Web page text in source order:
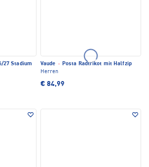
27 Stadium
Vaude · Posta Radtrikot mit Halfzip
Herren
€ 84,99